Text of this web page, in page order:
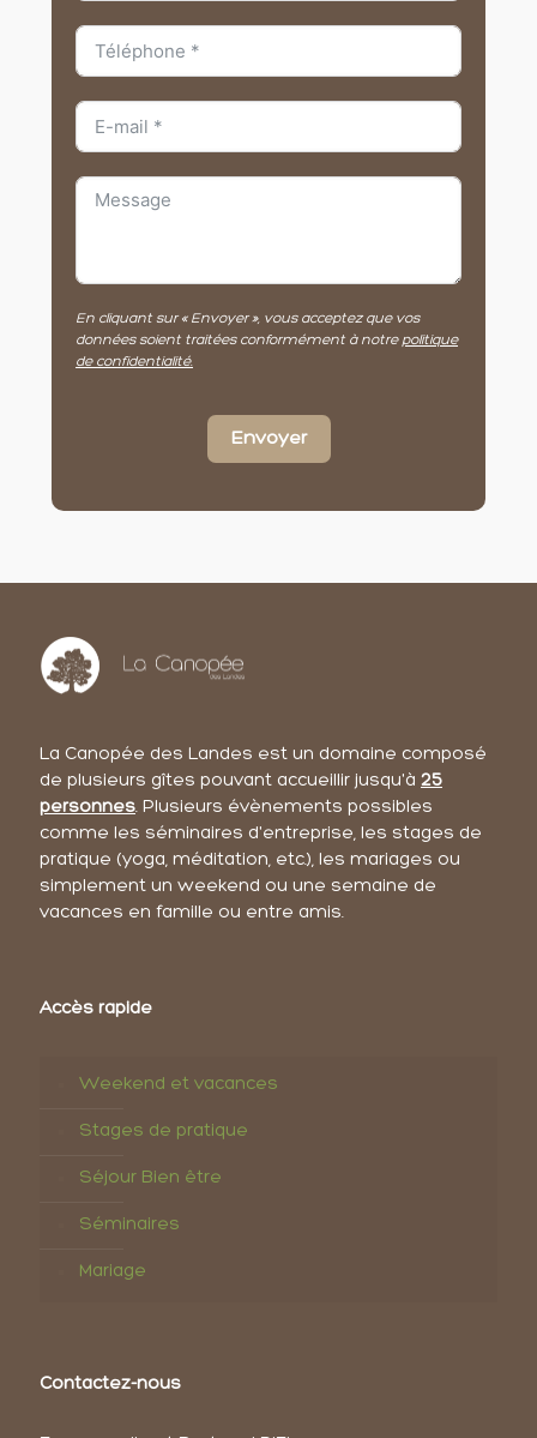
En cliquant sur « Envoyer », vous acceptez que vos
données soient traitées conformément à notre politique
de confidentialité.
Envoyer
La Canopée des Landes est un domaine composé
de plusieurs gîtes pouvant accueillir jusqu'à 25
personnes. Plusieurs évènements possibles
comme les séminaires d'entreprise, les stages de
pratique (yoga, méditation, etc.), les mariages ou
simplement un weekend ou une semaine de
vacances en famille ou entre amis.
Accès rapide
Weekend et vacances
Stages de pratique
Séjour Bien être
Séminaires
Mariage
Contactez-nous